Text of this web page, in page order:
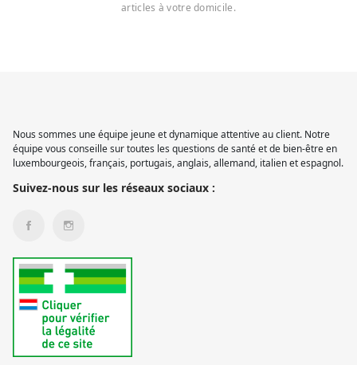
articles à votre domicile.
Nous sommes une équipe jeune et dynamique attentive au client. Notre
équipe vous conseille sur toutes les questions de santé et de bien-être en
luxembourgeois, français, portugais, anglais, allemand, italien et espagnol.
Suivez-nous sur les réseaux sociaux :